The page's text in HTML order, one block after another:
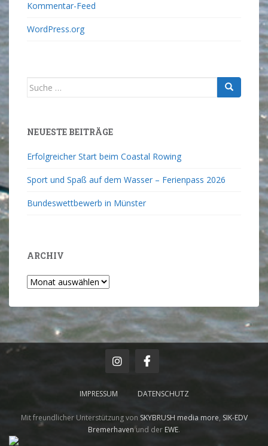
Kommentar-Feed
WordPress.org
NEUESTE BEITRÄGE
Erfolgreicher Start beim Coastal Rowing
Sport und Spaß auf dem Wasser – Ferienpass 2026
Bundeswettbewerb in Münster
ARCHIV
IMPRESSUM DATENSCHUTZ
Mit freundlicher Unterstützung von SKYBRUSH media more, SIK-EDV
Bremerhavenund der EWE.